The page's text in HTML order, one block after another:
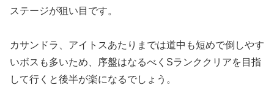
ステージが狙い目です。
カサンドラ、アイトスあたりまでは道中も短めで倒しやす
いボスも多いため、序盤はなるべくSランククリアを目指
して行くと後半が楽になるでしょう。